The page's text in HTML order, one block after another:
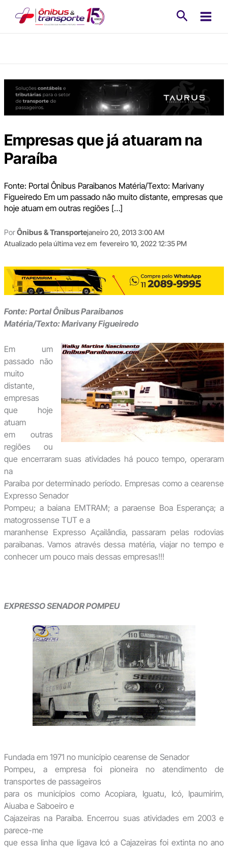
Empresas que já atuaram na
Paraíba
Fonte: Portal Ônibus Paraibanos Matéria/Texto: Marivany
Figueiredo Em um passado não muito distante, empresas que
hoje atuam em outras regiões […]
PorÔnibus & Transportejaneiro 20, 2013 3:00 AM
Atualizado pela última vez em fevereiro 10, 2022 12:35 PM
Fonte: Portal Ônibus Paraibanos
Matéria/Texto: Marivany Figueiredo
Em um
passado não
muito
distante,
empresas
que hoje
atuam
em outras
regiões ou
que encerraram suas atividades há pouco tempo, operaram
na
Paraíba por determinado período. Empresas como a cearense
Expresso Senador
Pompeu; a baiana EMTRAM; a paraense Boa Esperança; a
matogrossense TUT e a
maranhense Expresso Açailândia, passaram pelas rodovias
paraibanas. Vamos através dessa matéria, viajar no tempo e
conhecer um pouco mais dessas empresas!!!
EXPRESSO SENADOR POMPEU
Fundada em 1971 no município cearense de Senador
Pompeu, a empresa foi pioneira no atendimento de
transportes de passageiros
para os municípios como Acopiara, Iguatu, Icó, Ipaumirim,
Aiuaba e Saboeiro e
Cajazeiras na Paraíba. Encerrou suas atividades em 2003 e
parece-me
que essa linha que ligava Icó a Cajazeiras foi extinta no ano